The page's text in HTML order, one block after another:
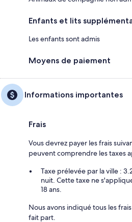
Enfants et lits
Les enfants sont admis
Moyens de paiement
Informations importantes
Frais
Vous devrez payer les frais
peuvent comprendre les taxes
Taxe prélevée par la ville :
nuit. Cette taxe ne
18 ans.
Nous avons indiqué tous les
fait part.